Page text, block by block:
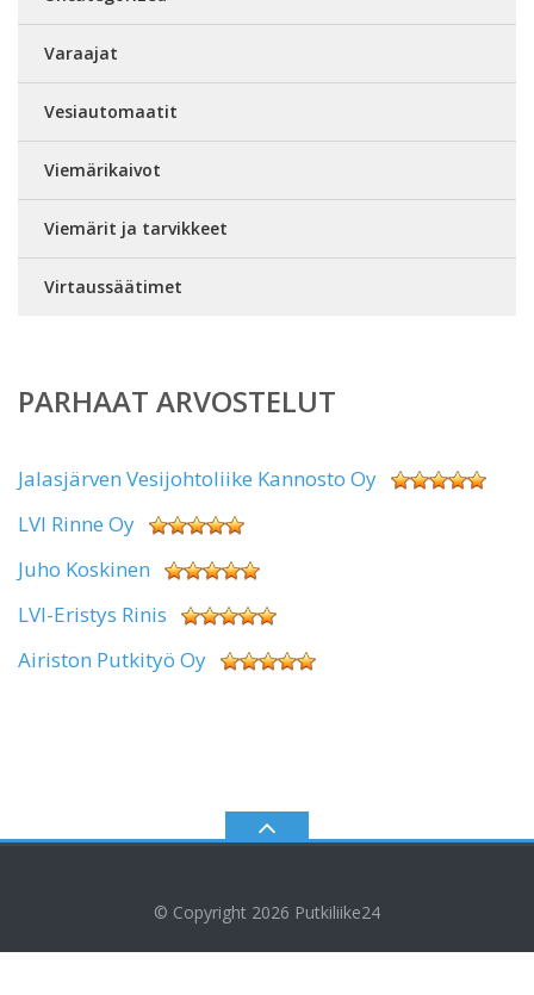
Varaajat
Vesiautomaatit
Viemärikaivot
Viemärit ja tarvikkeet
Virtaussäätimet
PARHAAT ARVOSTELUT
Jalasjärven Vesijohtoliike Kannosto Oy
LVI Rinne Oy
Juho Koskinen
LVI-Eristys Rinis
Airiston Putkityö Oy
© Copyright 2026 Putkiliike24